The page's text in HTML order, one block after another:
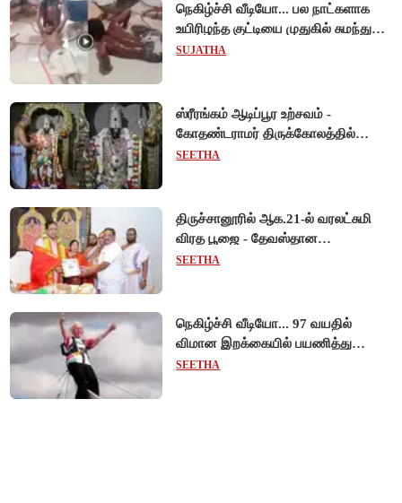
நெகிழ்ச்சி வீடியோ... பல நாட்களாக
உயிரிழந்த குட்டியை முதுகில் சுமந்து
நீந்திய டால்பின்... உலகை உலுக்கிய
SUJATHA
ஸ்ரீரங்கம் ஆடிப்பூர உற்சவம் -
கோதண்டராமர் திருக்கோலத்தில்
ஆண்டாள் நாச்சியார்!
SEETHA
திருச்சானூரில் ஆக.21-ல் வரலட்சுமி
விரத பூஜை - தேவஸ்தான
அறங்காவலர் குழு தலைவருக்கு
SEETHA
நெகிழ்ச்சி வீடியோ... 97 வயதில்
விமான இறக்கையில் பயணித்து
கின்னஸ் சாதனை படைத்த பிரிட்டன்
SEETHA